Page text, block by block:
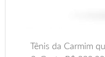
Tênis da Carmim